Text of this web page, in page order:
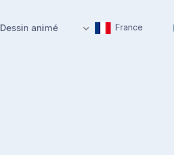
Dessin animé France